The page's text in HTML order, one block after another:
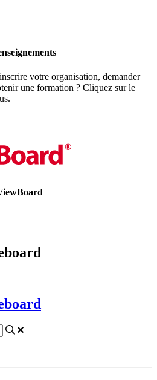
votre organisation, demander
une formation ? Cliquez sur le